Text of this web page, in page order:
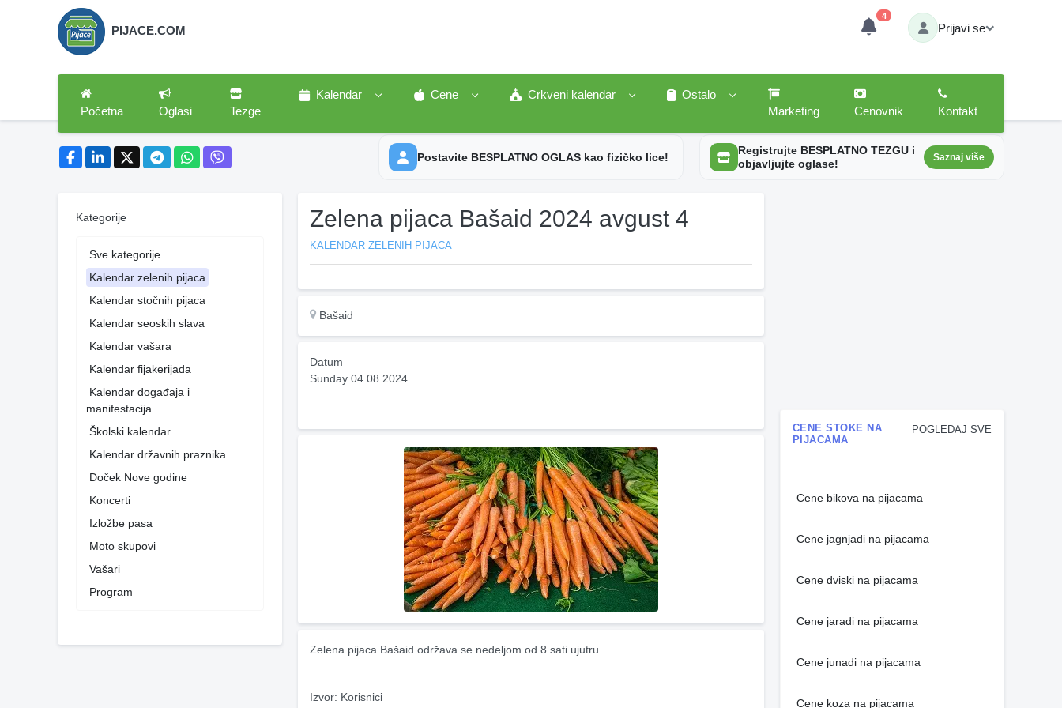
PIJACE.COM
4
Prijavi se
Početna Oglasi Tezge
Kalendar Cene Crkveni kalendar
Ostalo
Marketing
Cenovnik Kontakt
Postavite BESPLATNO OGLAS kao fizičko lice!
Registrujte BESPLATNO TEZGU i
objavljujte oglase!
Saznaj više
Kategorije
Sve kategorije
Kalendar zelenih pijaca
Kalendar stočnih pijaca
Kalendar seoskih slava
Kalendar vašara
Kalendar fijakerijada
Kalendar događaja i
manifestacija
Školski kalendar
Kalendar državnih praznika
Doček Nove godine
Koncerti
Izložbe pasa
Moto skupovi
Vašari
Program
Zelena pijaca Bašaid 2024 avgust 4
KALENDAR ZELENIH PIJACA
Bašaid
Datum
Sunday 04.08.2024.
Zelena pijaca Bašaid održava se nedeljom od 8 sati ujutru.
Izvor: Korisnici
POGLEDAJ SVE
CENE STOKE NA
PIJACAMA
Cene bikova na pijacama
Cene jagnjadi na pijacama
Cene dviski na pijacama
Cene jaradi na pijacama
Cene junadi na pijacama
Cene koza na pijacama